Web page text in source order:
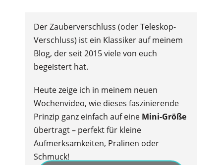
Der Zauberverschluss (oder Teleskop-
Verschluss) ist ein Klassiker auf meinem
Blog, der seit 2015 viele von euch
begeistert hat.
Heute zeige ich in meinem neuen
Wochenvideo, wie dieses faszinierende
Prinzip ganz einfach auf eine Mini-Größe
übertragt – perfekt für kleine
Aufmerksamkeiten, Pralinen oder
Schmuck!